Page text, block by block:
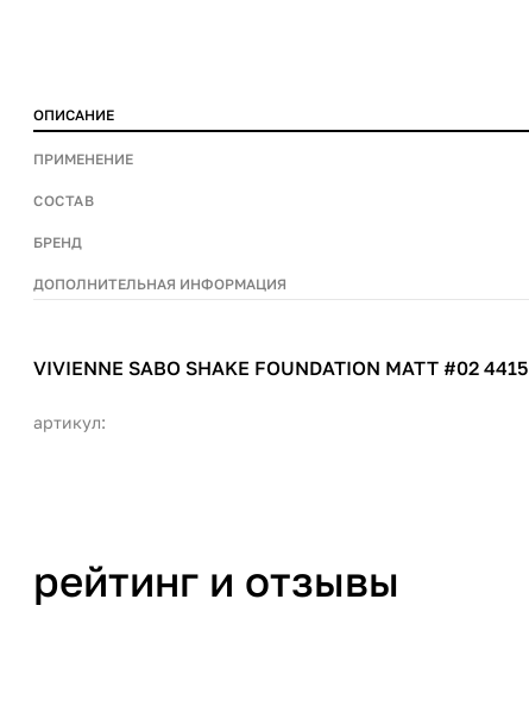
ОПИСАНИЕ
ПРИМЕНЕНИЕ
СОСТАВ
БРЕНД
ДОПОЛНИТЕЛЬНАЯ ИНФОРМАЦИЯ
VIVIENNE SABO SHAKE FOUNDATION MATT #02 4415
артикул:
рейтинг и отзывы